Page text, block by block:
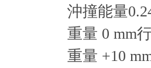
沖撞能量
重量 0 mm
重量 +10